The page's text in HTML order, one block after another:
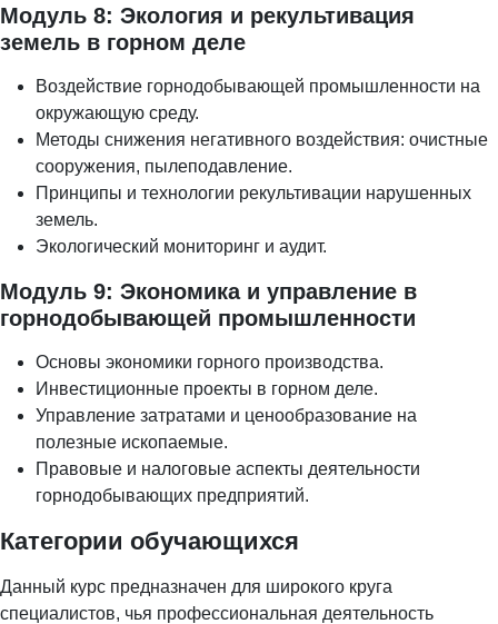
Модуль 8: Экология и рекультивация
земель в горном деле
Воздействие горнодобывающей промышленности на
окружающую среду.
Методы снижения негативного воздействия: очистные
сооружения, пылеподавление.
Принципы и технологии рекультивации нарушенных
земель.
Экологический мониторинг и аудит.
Модуль 9: Экономика и управление в
горнодобывающей промышленности
Основы экономики горного производства.
Инвестиционные проекты в горном деле.
Управление затратами и ценообразование на
полезные ископаемые.
Правовые и налоговые аспекты деятельности
горнодобывающих предприятий.
Категории обучающихся
Данный курс предназначен для широкого круга
специалистов, чья профессиональная деятельность